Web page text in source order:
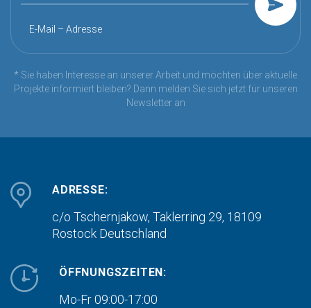
E-Mail – Adresse
* Sie haben Interesse an unserer Arbeit und möchten über aktuelle
Projekte informiert bleiben? Dann melden Sie sich jetzt für unseren
Newsletter an
ADRESSE:
c/o Tschernjakow, Taklerring 29, 18109
Rostock Deutschland
ÖFFNUNGSZEITEN:
Mo-Fr 09:00-17:00